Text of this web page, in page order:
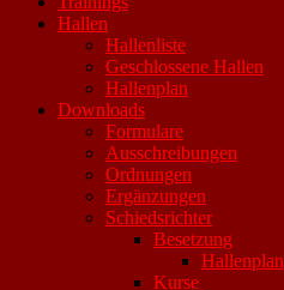
Hallen
Hallenliste
Geschlossene Hallen
Hallenplan
Downloads
Formulare
Ausschreibungen
Ordnungen
Ergänzungen
Schiedsrichter
Besetzung
Hallenplan
Kurse